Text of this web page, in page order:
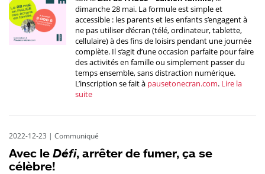
dimanche 28 mai. La formule est simple et
accessible : les parents et les enfants s’engagent à
ne pas utiliser d’écran (télé, ordinateur, tablette,
cellulaire) à des fins de loisirs pendant une journée
complète. Il s’agit d’une occasion parfaite pour faire
des activités en famille ou simplement passer du
temps ensemble, sans distraction numérique.
L’inscription se fait à pausetonecran.com. Lire la
suite
2022-12-23 | Communiqué
Avec le Défi, arrêter de fumer, ça se
célèbre!